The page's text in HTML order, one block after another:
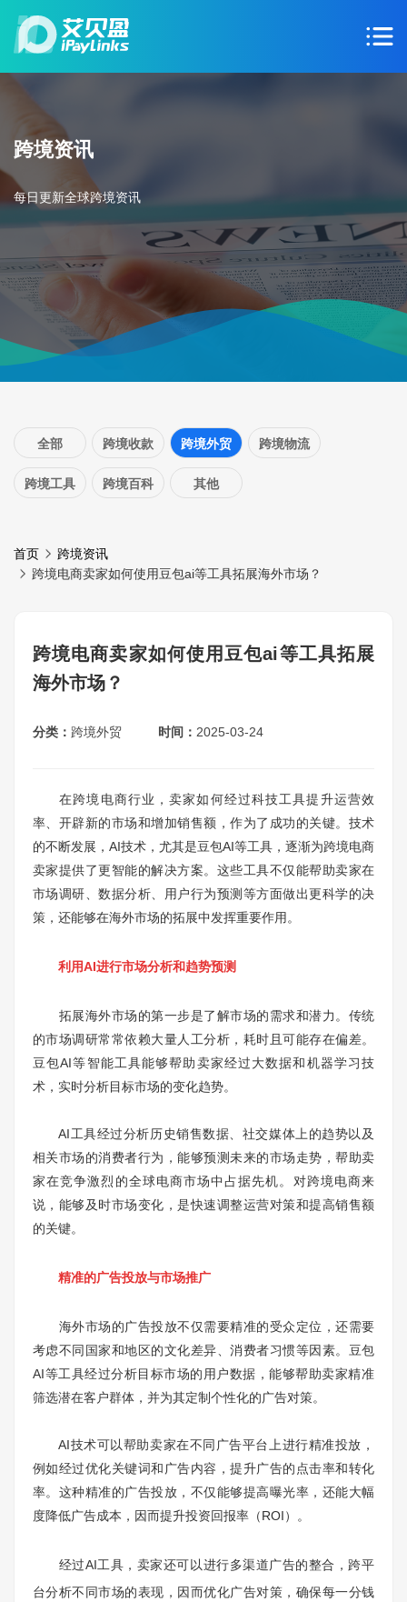
跨境资讯
每日更新全球跨境资讯
全部 跨境收款 跨境外贸 跨境物流
跨境工具 跨境百科 其他
首页
跨境资讯
跨境电商卖家如何使用豆包ai等工具拓展海外市场？
跨境电商卖家如何使用豆包ai等工具拓展
海外市场？
分类： 跨境外贸 时间： 2025-03-24
在跨境电商行业，卖家如何经过科技工具提升运营效
率、开辟新的市场和增加销售额，作为了成功的关键。技术
的不断发展，AI技术，尤其是豆包AI等工具，逐渐为跨境电商
卖家提供了更智能的解决方案。这些工具不仅能帮助卖家在
市场调研、数据分析、用户行为预测等方面做出更科学的决
策，还能够在海外市场的拓展中发挥重要作用。
利用AI进行市场分析和趋势预测
拓展海外市场的第一步是了解市场的需求和潜力。传统
的市场调研常常依赖大量人工分析，耗时且可能存在偏差。
豆包AI等智能工具能够帮助卖家经过大数据和机器学习技
术，实时分析目标市场的变化趋势。
AI工具经过分析历史销售数据、社交媒体上的趋势以及
相关市场的消费者行为，能够预测未来的市场走势，帮助卖
家在竞争激烈的全球电商市场中占据先机。对跨境电商来
说，能够及时市场变化，是快速调整运营对策和提高销售额
的关键。
精准的广告投放与市场推广
海外市场的广告投放不仅需要精准的受众定位，还需要
考虑不同国家和地区的文化差异、消费者习惯等因素。豆包
AI等工具经过分析目标市场的用户数据，能够帮助卖家精准
筛选潜在客户群体，并为其定制个性化的广告对策。
AI技术可以帮助卖家在不同广告平台上进行精准投放，
例如经过优化关键词和广告内容，提升广告的点击率和转化
率。这种精准的广告投放，不仅能够提高曝光率，还能大幅
度降低广告成本，因而提升投资回报率（ROI）。
经过AI工具，卖家还可以进行多渠道广告的整合，跨平
台分析不同市场的表现，因而优化广告对策，确保每一分钱